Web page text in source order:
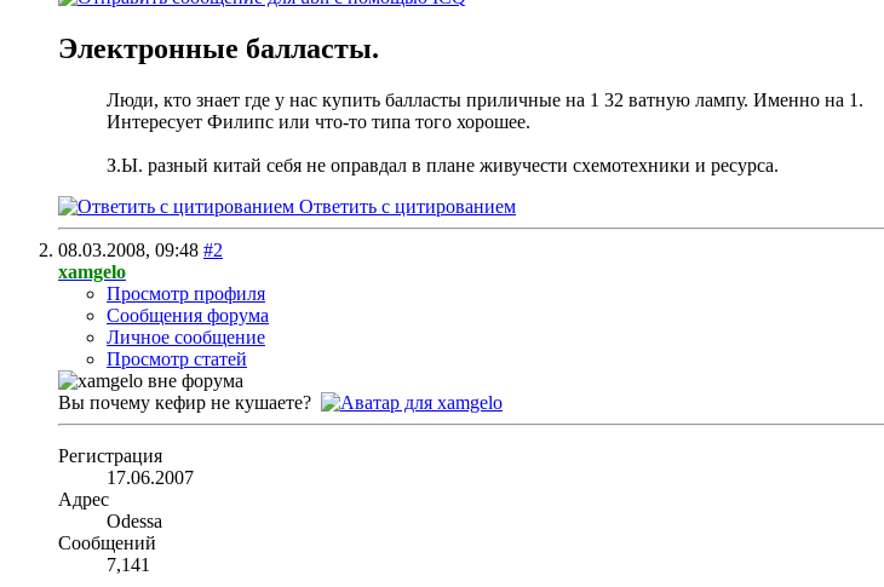
Электронные балласты.
Люди, кто знает где у нас купить балласты приличные на 1 32 ватную лампу. Именно на 1.
Интересует Филипс или что-то типа того хорошее.
З.Ы. разный китай себя не оправдал в плане живучести схемотехники и ресурса.
Ответить с цитированием
08.03.2008, 09:48 #2
xamgelo
Просмотр профиля
Сообщения форума
Личное сообщение
Просмотр статей
Вы почему кефир не кушаете?
Регистрация
17.06.2007
Адрес
Odessa
Сообщений
7,141